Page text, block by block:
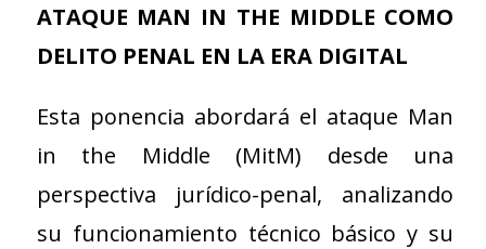
ATAQUE MAN IN THE MIDDLE COMO
DELITO PENAL EN LA ERA DIGITAL
Esta ponencia abordará el ataque Man
in the Middle (MitM) desde una
perspectiva jurídico-penal, analizando
su funcionamiento técnico básico y su